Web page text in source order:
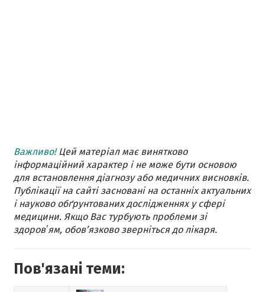
Важливо!Цей матеріал має винятково
інформаційний характер і не може бути основою
для встановлення діагнозу або медичних висновків.
Публікації на сайті засновані на останніх актуальних
і науково обґрунтованих дослідженнях у сфері
медицини. Якщо Вас турбують проблеми зі
здоровʼям, обов’язково зверніться до лікаря.
Пов'язані теми: